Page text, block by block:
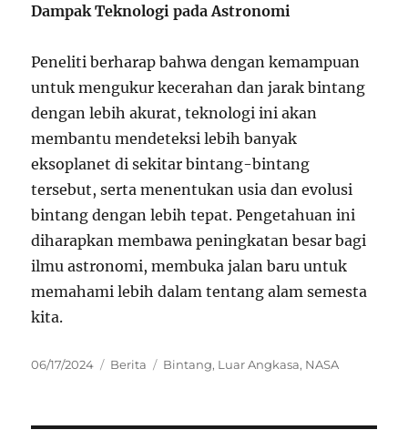
Dampak Teknologi pada Astronomi
Peneliti berharap bahwa dengan kemampuan
untuk mengukur kecerahan dan jarak bintang
dengan lebih akurat, teknologi ini akan
membantu mendeteksi lebih banyak
eksoplanet di sekitar bintang-bintang
tersebut, serta menentukan usia dan evolusi
bintang dengan lebih tepat. Pengetahuan ini
diharapkan membawa peningkatan besar bagi
ilmu astronomi, membuka jalan baru untuk
memahami lebih dalam tentang alam semesta
kita.
Posted
06/17/2024 Categories
Berita Tags
Bintang, Luar Angkasa, NASA